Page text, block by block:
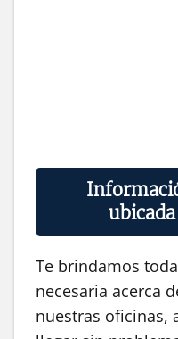
Te brindamos
necesaria acerca
nuestras oficinas,